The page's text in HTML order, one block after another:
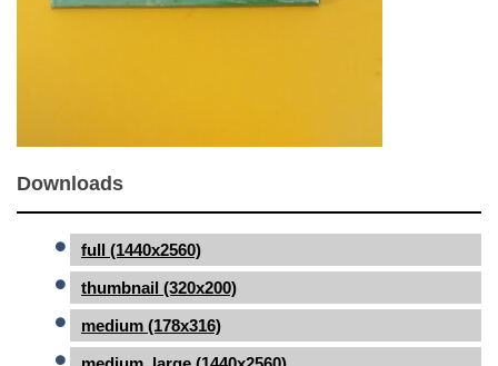
Downloads
full (1440x2560)
thumbnail (320x200)
medium (178x316)